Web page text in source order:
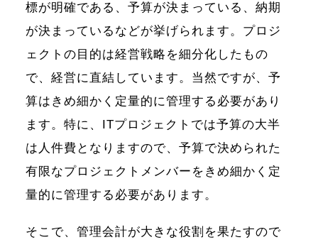
標が明確である、予算が決まっている、納期
が決まっているなどが挙げられます。プロジ
ェクトの目的は経営戦略を細分化したもの
で、経営に直結しています。当然ですが、予
算はきめ細かく定量的に管理する必要があり
ます。特に、ITプロジェクトでは予算の大半
は人件費となりますので、予算で決められた
有限なプロジェクトメンバーをきめ細かく定
量的に管理する必要があります。
そこで、管理会計が大きな役割を果たすので